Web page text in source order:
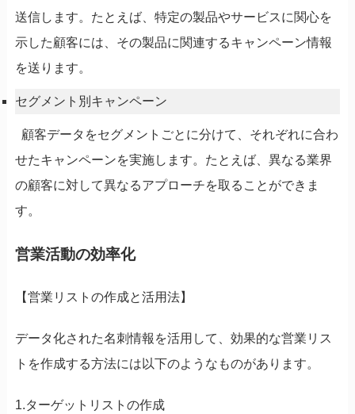
送信します。たとえば、特定の製品やサービスに関心を
示した顧客には、その製品に関連するキャンペーン情報
を送ります。
セグメント別キャンペーン
顧客データをセグメントごとに分けて、それぞれに合わ
せたキャンペーンを実施します。たとえば、異なる業界
の顧客に対して異なるアプローチを取ることができま
す。
営業活動の効率化
【営業リストの作成と活用法】
データ化された名刺情報を活用して、効果的な営業リス
トを作成する方法には以下のようなものがあります。
1.ターゲットリストの作成